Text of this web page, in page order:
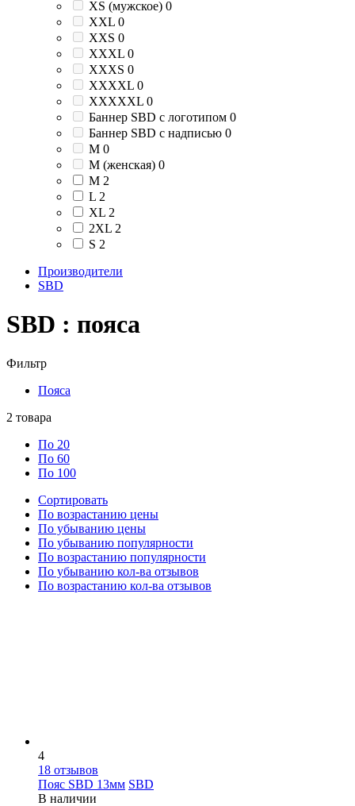
XS (мужское) 0
XXL 0
XXS 0
XXXL 0
XXXS 0
XXXXL 0
XXXXXL 0
Баннер SBD c логотипом 0
Баннер SBD c надписью 0
М 0
М (женская) 0
M 2
L 2
XL 2
2XL 2
S 2
Производители
SBD
SBD : пояса
Фильтр
Пояса
2 товара
По 20
По 60
По 100
Сортировать
По возрастанию цены
По убыванию цены
По убыванию популярности
По возрастанию популярности
По убыванию кол-ва отзывов
По возрастанию кол-ва отзывов
4
18 отзывов
Пояс SBD 13мм SBD
В наличии